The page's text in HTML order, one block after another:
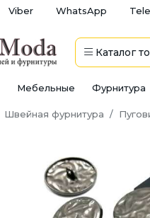
Viber WhatsApp
Каталог
Мебельные Фурнитура
Швейная фурнитура